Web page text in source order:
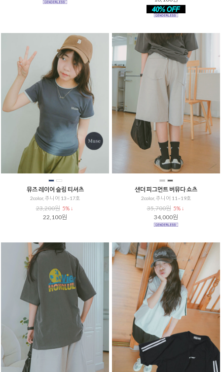
뮤즈 레이어 슬림 티셔츠
2color, 주니어 13~17호
23,200원 5% ↓
22,100원
샌더 피그먼트 버뮤다 쇼츠
2color, 주니어 11~19호
35,700원 5% ↓
34,000원